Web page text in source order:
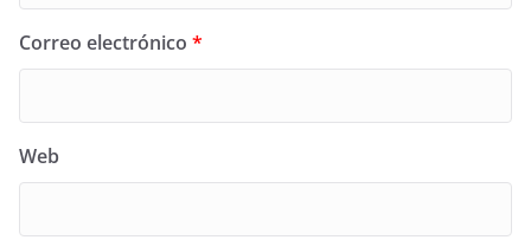
Correo electrónico *
Web